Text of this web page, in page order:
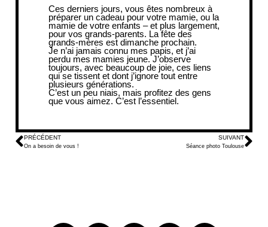
Ces derniers jours, vous êtes nombreux à
préparer un cadeau pour votre mamie, ou la
mamie de votre enfants – et plus largement,
pour vos grands-parents. La fête des
grands-mères est dimanche prochain.
Je n’ai jamais connu mes papis, et j’ai
perdu mes mamies jeune. J’observe
toujours, avec beaucoup de joie, ces liens
qui se tissent et dont j’ignore tout entre
plusieurs générations.
C’est un peu niais, mais profitez des gens
que vous aimez. C’est l’essentiel.
PRÉCÉDENT
On a besoin de vous !
SUIVANT
Séance photo Toulouse